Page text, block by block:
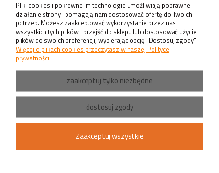
Pliki cookies i pokrewne im technologie umożliwiają poprawne
działanie strony i pomagają nam dostosować ofertę do Twoich
potrzeb. Możesz zaakceptować wykorzystanie przez nas
wszystkich tych plików i przejść do sklepu lub dostosować użycie
plików do swoich preferencji, wybierając opcję "Dostosuj zgody".
Więcej o plikach cookies przeczytasz w naszej Polityce
prywatności.
zaakceptuj tylko niezbędne
dostosuj zgody
Zaakceptuj wszystkie